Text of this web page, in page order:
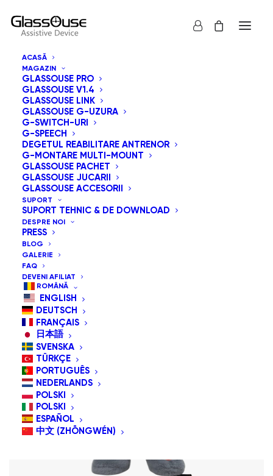
ACASĂ
MAGAZIN
GLASSOUSE PRO
GLASSOUSE V1.4
GLASSOUSE LINK
GLASSOUSE G-UZURA
G-SWITCH-URI
G-SPEECH
DEGETUL REABILITARE ANTRENOR
G-MONTARE MULTI-MOUNT
GLASSOUSE PACHET
GLASSOUSE JUCARII
GLASSOUSE ACCESORII
SUPORT
SUPORT TEHNIC & DE DOWNLOAD
DESPRE NOI
PRESS
BLOG
GALERIE
FAQ
DEVENI AFILIAT
ROMÂNĂ
ENGLISH
DEUTSCH
FRANÇAIS
日本語
SVENSKA
TÜRKÇE
PORTUGUÊS
NEDERLANDS
POLSKI
POLSKI
ESPAÑOL
中文 (ZHŌNGWÉN)
Arată tot
Sortează după preț: de la mare la mic
Sortare implicită
Sortează după popularitatea vânzărilor
Sortează după preț: de la mic la mare